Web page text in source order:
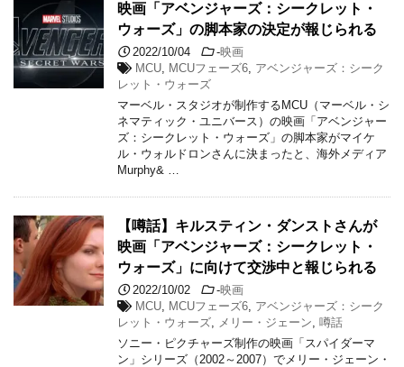
映画「アベンジャーズ：シークレット・
ウォーズ」の脚本家の決定が報じられる
2022/10/04 -映画
MCU
MCUフェーズ6
アベンジャーズ：シーク
レット・ウォーズ
マーベル・スタジオが制作するMCU（マーベル・シ
ネマティック・ユニバース）の映画「アベンジャー
ズ：シークレット・ウォーズ」の脚本家がマイケ
ル・ウォルドロンさんに決まったと、海外メディア
Murphy& …
【噂話】キルスティン・ダンストさんが
映画「アベンジャーズ：シークレット・
ウォーズ」に向けて交渉中と報じられる
2022/10/02 -映画
MCU
MCUフェーズ6
アベンジャーズ：シーク
レット・ウォーズ
メリー・ジェーン
噂話
ソニー・ピクチャーズ制作の映画「スパイダーマ
ン」シリーズ（2002～2007）でメリー・ジェーン・